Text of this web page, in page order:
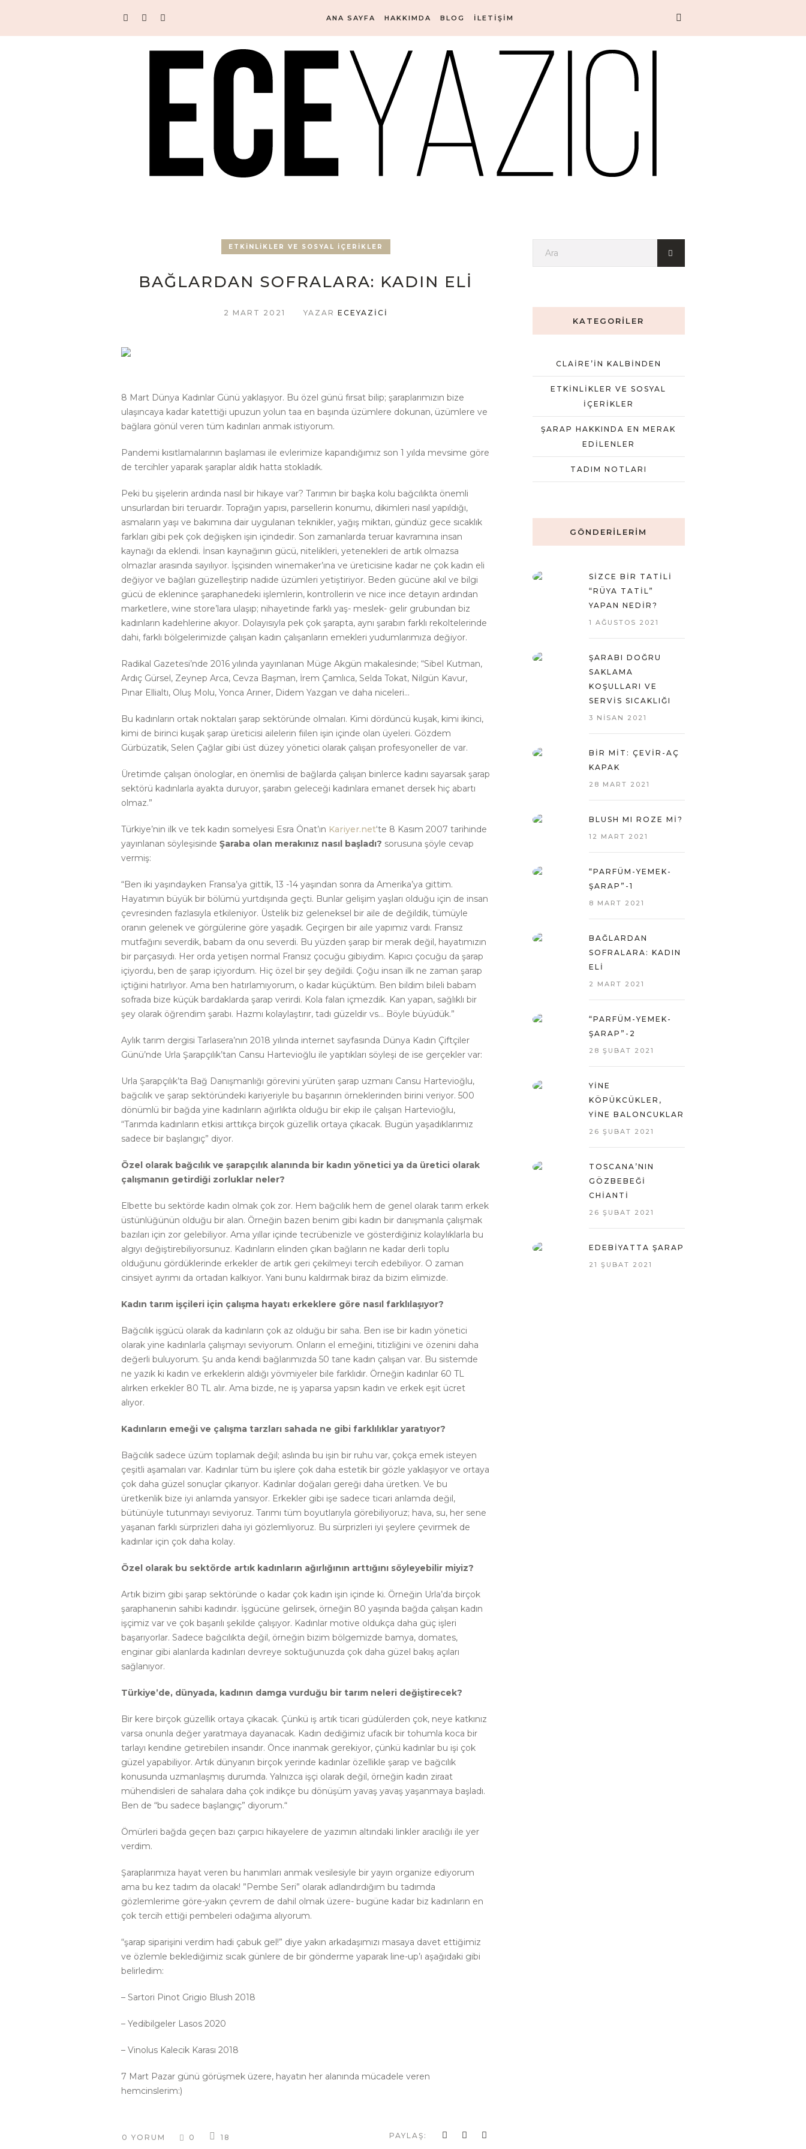
ANA SAYFA HAKKIMDA BLOG İLETIŞIM
ETKINLIKLER VE SOSYAL İÇERIKLER
BAĞLARDAN SOFRALARA: KADIN ELI
2 MART 2021 YAZAR ECEYAZICI
8 Mart Dünya Kadınlar Günü yaklaşıyor. Bu özel günü fırsat bilip; şaraplarımızın bize
ulaşıncaya kadar katettiği upuzun yolun taa en başında üzümlere dokunan, üzümlere ve
bağlara gönül veren tüm kadınları anmak istiyorum.
Pandemi kısıtlamalarının başlaması ile evlerimize kapandığımız son 1 yılda mevsime göre
de tercihler yaparak şaraplar aldık hatta stokladık.
Peki bu şişelerin ardında nasıl bir hikaye var? Tarımın bir başka kolu bağcılıkta önemli
unsurlardan biri teruardır. Toprağın yapısı, parsellerin konumu, dikimleri nasıl yapıldığı,
asmaların yaşı ve bakımına dair uygulanan teknikler, yağış miktarı, gündüz gece sıcaklık
farkları gibi pek çok değişken işin içindedir. Son zamanlarda teruar kavramına insan
kaynağı da eklendi. İnsan kaynağının gücü, nitelikleri, yetenekleri de artık olmazsa
olmazlar arasında sayılıyor. İşçisinden winemaker’ına ve üreticisine kadar ne çok kadın eli
değiyor ve bağları güzelleştirip nadide üzümleri yetiştiriyor. Beden gücüne akıl ve bilgi
gücü de eklenince şaraphanedeki işlemlerin, kontrollerin ve nice ince detayın ardından
marketlere, wine store’lara ulaşıp; nihayetinde farklı yaş- meslek- gelir grubundan biz
kadınların kadehlerine akıyor. Dolayısıyla pek çok şarapta, aynı şarabın farklı rekoltelerinde
dahi, farklı bölgelerimizde çalışan kadın çalışanların emekleri yudumlarımıza değiyor.
Radikal Gazetesi’nde 2016 yılında yayınlanan Müge Akgün makalesinde; “Sibel Kutman,
Ardıç Gürsel, Zeynep Arca, Cevza Başman, İrem Çamlıca, Selda Tokat, Nilgün Kavur,
Pınar Ellialtı, Oluş Molu, Yonca Arıner, Didem Yazgan ve daha niceleri…
Bu kadınların ortak noktaları şarap sektöründe olmaları. Kimi dördüncü kuşak, kimi ikinci,
kimi de birinci kuşak şarap üreticisi ailelerin fiilen işin içinde olan üyeleri. Gözdem
Gürbüzatik, Selen Çağlar gibi üst düzey yönetici olarak çalışan profesyoneller de var.
Üretimde çalışan önologlar, en önemlisi de bağlarda çalışan binlerce kadını sayarsak şarap
sektörü kadınlarla ayakta duruyor, şarabın geleceği kadınlara emanet dersek hiç abartı
olmaz.”
Türkiye’nin ilk ve tek kadın somelyesi Esra Önat’ın Kariyer.net‘te 8 Kasım 2007 tarihinde
yayınlanan söyleşisinde Şaraba olan merakınız nasıl başladı? sorusuna şöyle cevap
vermiş:
“Ben iki yaşındayken Fransa’ya gittik, 13 -14 yaşından sonra da Amerika’ya gittim.
Hayatımın büyük bir bölümü yurtdışında geçti. Bunlar gelişim yaşları olduğu için de insan
çevresinden fazlasıyla etkileniyor. Üstelik biz geleneksel bir aile de değildik, tümüyle
oranın gelenek ve görgülerine göre yaşadık. Geçirgen bir aile yapımız vardı. Fransız
mutfağını severdik, babam da onu severdi. Bu yüzden şarap bir merak değil, hayatımızın
bir parçasıydı. Her orda yetişen normal Fransız çocuğu gibiydim. Kapıcı çocuğu da şarap
içiyordu, ben de şarap içiyordum. Hiç özel bir şey değildi. Çoğu insan ilk ne zaman şarap
içtiğini hatırlıyor. Ama ben hatırlamıyorum, o kadar küçüktüm. Ben bildim bileli babam
sofrada bize küçük bardaklarda şarap verirdi. Kola falan içmezdik. Kan yapan, sağlıklı bir
şey olarak öğrendim şarabı. Hazmı kolaylaştırır, tadı güzeldir vs… Böyle büyüdük.”
Aylık tarım dergisi Tarlasera’nın 2018 yılında internet sayfasında Dünya Kadın Çiftçiler
Günü’nde Urla Şarapçılık’tan Cansu Hartevioğlu ile yaptıkları söyleşi de ise gerçekler var:
Urla Şarapçılık’ta Bağ Danışmanlığı görevini yürüten şarap uzmanı Cansu Hartevioğlu,
bağcılık ve şarap sektöründeki kariyeriyle bu başarının örneklerinden birini veriyor. 500
dönümlü bir bağda yine kadınların ağırlıkta olduğu bir ekip ile çalışan Hartevioğlu,
“Tarımda kadınların etkisi arttıkça birçok güzellik ortaya çıkacak. Bugün yaşadıklarımız
sadece bir başlangıç” diyor.
Özel olarak bağcılık ve şarapçılık alanında bir kadın yönetici ya da üretici olarak
çalışmanın getirdiği zorluklar neler?
Elbette bu sektörde kadın olmak çok zor. Hem bağcılık hem de genel olarak tarım erkek
üstünlüğünün olduğu bir alan. Örneğin bazen benim gibi kadın bir danışmanla çalışmak
bazıları için zor gelebiliyor. Ama yıllar içinde tecrübenizle ve gösterdiğiniz kolaylıklarla bu
algıyı değiştirebiliyorsunuz. Kadınların elinden çıkan bağların ne kadar derli toplu
olduğunu gördüklerinde erkekler de artık geri çekilmeyi tercih edebiliyor. O zaman
cinsiyet ayrımı da ortadan kalkıyor. Yani bunu kaldırmak biraz da bizim elimizde.
Kadın tarım işçileri için çalışma hayatı erkeklere göre nasıl farklılaşıyor?
Bağcılık işgücü olarak da kadınların çok az olduğu bir saha. Ben ise bir kadın yönetici
olarak yine kadınlarla çalışmayı seviyorum. Onların el emeğini, titizliğini ve özenini daha
değerli buluyorum. Şu anda kendi bağlarımızda 50 tane kadın çalışan var. Bu sistemde
ne yazık ki kadın ve erkeklerin aldığı yövmiyeler bile farklıdır. Örneğin kadınlar 60 TL
alırken erkekler 80 TL alır. Ama bizde, ne iş yaparsa yapsın kadın ve erkek eşit ücret
alıyor.
Kadınların emeği ve çalışma tarzları sahada ne gibi farklılıklar yaratıyor?
Bağcılık sadece üzüm toplamak değil; aslında bu işin bir ruhu var, çokça emek isteyen
çeşitli aşamaları var. Kadınlar tüm bu işlere çok daha estetik bir gözle yaklaşıyor ve ortaya
çok daha güzel sonuçlar çıkarıyor. Kadınlar doğaları gereği daha üretken. Ve bu
üretkenlik bize iyi anlamda yansıyor. Erkekler gibi işe sadece ticari anlamda değil,
bütünüyle tutunmayı seviyoruz. Tarımı tüm boyutlarıyla görebiliyoruz; hava, su, her sene
yaşanan farklı sürprizleri daha iyi gözlemliyoruz. Bu sürprizleri iyi şeylere çevirmek de
kadınlar için çok daha kolay.
Özel olarak bu sektörde artık kadınların ağırlığının arttığını söyleyebilir miyiz?
Artık bizim gibi şarap sektöründe o kadar çok kadın işin içinde ki. Örneğin Urla’da birçok
şaraphanenin sahibi kadındır. İşgücüne gelirsek, örneğin 80 yaşında bağda çalışan kadın
işçimiz var ve çok başarılı şekilde çalışıyor. Kadınlar motive oldukça daha güç işleri
başarıyorlar. Sadece bağcılıkta değil, örneğin bizim bölgemizde bamya, domates,
enginar gibi alanlarda kadınları devreye soktuğunuzda çok daha güzel bakış açıları
sağlanıyor.
Türkiye’de, dünyada, kadının damga vurduğu bir tarım neleri değiştirecek?
Bir kere birçok güzellik ortaya çıkacak. Çünkü iş artık ticari güdülerden çok, neye katkınız
varsa onunla değer yaratmaya dayanacak. Kadın dediğimiz ufacık bir tohumla koca bir
tarlayı kendine getirebilen insandır. Önce inanmak gerekiyor, çünkü kadınlar bu işi çok
güzel yapabiliyor. Artık dünyanın birçok yerinde kadınlar özellikle şarap ve bağcılık
konusunda uzmanlaşmış durumda. Yalnızca işçi olarak değil, örneğin kadın ziraat
mühendisleri de sahalara daha çok indikçe bu dönüşüm yavaş yavaş yaşanmaya başladı.
Ben de “bu sadece başlangıç” diyorum.“
Ömürleri bağda geçen bazı çarpıcı hikayelere de yazımın altındaki linkler aracılığı ile yer
verdim.
Şaraplarımıza hayat veren bu hanımları anmak vesilesiyle bir yayın organize ediyorum
ama bu kez tadım da olacak! ”Pembe Seri” olarak adlandırdığım bu tadımda
gözlemlerime göre-yakın çevrem de dahil olmak üzere- bugüne kadar biz kadınların en
çok tercih ettiği pembeleri odağıma alıyorum.
“şarap siparişini verdim hadi çabuk gel!” diye yakın arkadaşımızı masaya davet ettiğimiz
ve özlemle beklediğimiz sıcak günlere de bir gönderme yaparak line-up’ı aşağıdaki gibi
belirledim:
– Sartori Pinot Grigio Blush 2018
– Yedibilgeler Lasos 2020
– Vinolus Kalecik Karası 2018
7 Mart Pazar günü görüşmek üzere, hayatın her alanında mücadele veren
hemcinslerim:)
PAYLAŞ:
0 YORUM 0 18
KATEGORILER
CLAIRE’IN KALBINDEN
ETKINLIKLER VE SOSYAL
İÇERIKLER
ŞARAP HAKKINDA EN MERAK
EDILENLER
TADIM NOTLARI
GÖNDERILERIM
SIZCE BIR TATILI
“RÜYA TATIL”
YAPAN NEDIR?
1 AĞUSTOS 2021
ŞARABI DOĞRU
SAKLAMA
KOŞULLARI VE
SERVIS SICAKLIĞI
3 NISAN 2021
BIR MIT: ÇEVIR-AÇ
KAPAK
28 MART 2021
BLUSH MI ROZE MI?
12 MART 2021
“PARFÜM-YEMEK-
ŞARAP”-1
8 MART 2021
BAĞLARDAN
SOFRALARA: KADIN
ELI
2 MART 2021
“PARFÜM-YEMEK-
ŞARAP”-2
28 ŞUBAT 2021
YINE
KÖPÜKCÜKLER,
YINE BALONCUKLAR
26 ŞUBAT 2021
TOSCANA’NIN
GÖZBEBEĞI
CHIANTI
26 ŞUBAT 2021
EDEBIYATTA ŞARAP
21 ŞUBAT 2021